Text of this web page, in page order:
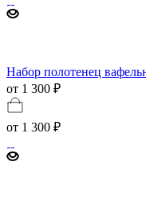
Набор полотенец
от 1 300 ₽
от 1 300 ₽